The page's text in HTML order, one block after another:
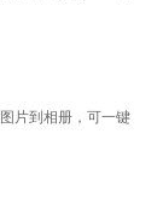
片到相册，可一键